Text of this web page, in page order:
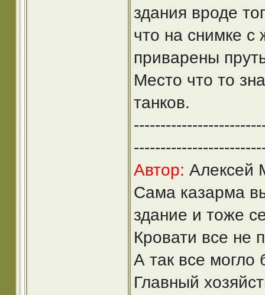
здания вроде
что на снимке с
приварены
Место что то
танков.
Автор: Алексей
Сама казарма
здание и тоже
Кровати все не
А так все могло
Главный